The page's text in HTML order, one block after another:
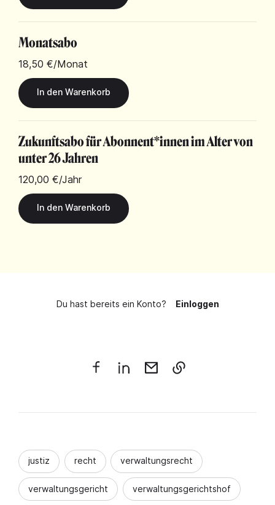
Monatsabo
18,50 €/Monat
Zukunftsabo für Abonnent*innen im Alter von
unter 26 Jahren
120,00 €/Jahr
Du hast bereits ein Konto? Einloggen
justiz recht verwaltungsrecht
verwaltungsgericht verwaltungsgerichtshof